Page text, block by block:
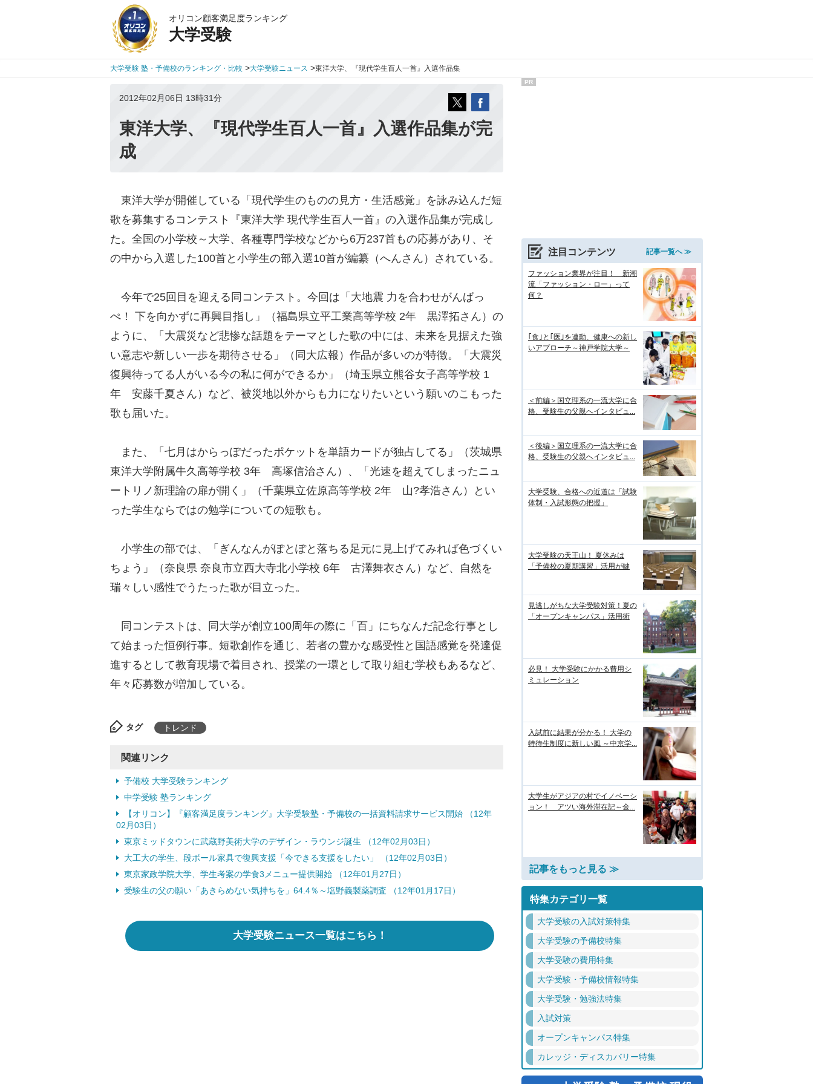
オリコン顧客満足度ランキング
大学受験
大学受験 塾・予備校のランキング・比較 >大学受験ニュース >東洋大学、『現代学生百人一首』入選作品集
2012年02月06日 13時31分
東洋大学、『現代学生百人一首』入選作品集が完
成
東洋大学が開催している「現代学生のものの見方・生活感覚」を詠み込んだ短
歌を募集するコンテスト『東洋大学 現代学生百人一首』の入選作品集が完成し
た。全国の小学校～大学、各種専門学校などから6万237首もの応募があり、そ
の中から入選した100首と小学生の部入選10首が編纂（へんさん）されている。
今年で25回目を迎える同コンテスト。今回は「大地震 力を合わせがんばっ
ぺ！ 下を向かずに再興目指し」（福島県立平工業高等学校 2年 黒澤拓さん）の
ように、「大震災など悲惨な話題をテーマとした歌の中には、未来を見据えた強
い意志や新しい一歩を期待させる」（同大広報）作品が多いのが特徴。「大震災
復興待ってる人がいる今の私に何ができるか」（埼玉県立熊谷女子高等学校 1
年 安藤千夏さん）など、被災地以外からも力になりたいという願いのこもった
歌も届いた。
また、「七月はからっぽだったポケットを単語カードが独占してる」（茨城県
東洋大学附属牛久高等学校 3年 高塚信治さん）、「光速を超えてしまったニュ
ートリノ新理論の扉が開く」（千葉県立佐原高等学校 2年 山?孝浩さん）とい
った学生ならではの勉学についての短歌も。
小学生の部では、「ぎんなんがぽとぽと落ちる足元に見上げてみれば色づくい
ちょう」（奈良県 奈良市立西大寺北小学校 6年 古澤舞衣さん）など、自然を
瑞々しい感性でうたった歌が目立った。
同コンテストは、同大学が創立100周年の際に「百」にちなんだ記念行事とし
て始まった恒例行事。短歌創作を通じ、若者の豊かな感受性と国語感覚を発達促
進するとして教育現場で着目され、授業の一環として取り組む学校もあるなど、
年々応募数が増加している。
タグ トレンド
関連リンク
予備校 大学受験ランキング
中学受験 塾ランキング
【オリコン】『顧客満足度ランキング』大学受験塾・予備校の一括資料請求サービス開始 （12年
02月03日）
東京ミッドタウンに武蔵野美術大学のデザイン・ラウンジ誕生 （12年02月03日）
大工大の学生、段ボール家具で復興支援「今できる支援をしたい」 （12年02月03日）
東京家政学院大学、学生考案の学食3メニュー提供開始 （12年01月27日）
受験生の父の願い「あきらめない気持ちを」64.4％～塩野義製薬調査 （12年01月17日）
大学受験ニュース一覧はこちら！
PR
注目コンテンツ 記事一覧へ ≫
ファッション業界が注目！ 新潮
流「ファッション・ロー」って
何？
｢食｣と｢医｣を連動、健康への新し
いアプローチ～神戸学院大学～
＜前編＞国立理系の一流大学に合
格、受験生の父親へインタビュ...
＜後編＞国立理系の一流大学に合
格、受験生の父親へインタビュ...
大学受験、合格への近道は「試験
体制・入試形態の把握」
大学受験の天王山！ 夏休みは
「予備校の夏期講習」活用が鍵
見逃しがちな大学受験対策！夏の
「オープンキャンパス」活用術
必見！ 大学受験にかかる費用シ
ミュレーション
入試前に結果が分かる！ 大学の
特待生制度に新しい風 ～中京学...
大学生がアジアの村でイノベーシ
ョン！ アツい海外滞在記～金...
記事をもっと見る ≫
特集カテゴリ一覧
大学受験の入試対策特集
大学受験の予備校特集
大学受験の費用特集
大学受験・予備校情報特集
大学受験・勉強法特集
入試対策
オープンキャンパス特集
カレッジ・ディスカバリー特集